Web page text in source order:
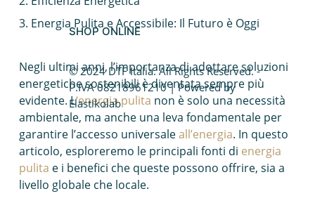
Caldaia a condensazione
Caldaie Hybrid System
Trasformazione vasca doccia
SHOP ONLINE
© 2024 DTF Italia. All Rights Reserved. -
P.IVA 08218961210 | Powered by
Elastikolab
Energia Pulita e Accessibile: Il Futuro è Oggi
Negli ultimi anni, l’importanza di adottare soluzioni
energetiche sostenibili è diventata sempre più
evidente. L‘energia pulita non è solo una necessità
ambientale, ma anche una leva fondamentale per
garantire l’accesso universaleall’energia. In questo
articolo, esploreremo le principali fonti di energia
pulita e i benefici che queste possono offrire, sia a
livello globale che locale.